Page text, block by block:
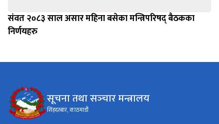
संवत २०८३ साल असार महिना बसेका मन्त्रिपरिषद् बैठकका
निर्णयहरु
सूचना तथा सञ्‍चार मन्त्रालय
सिंहदरबार, काठमाडौं